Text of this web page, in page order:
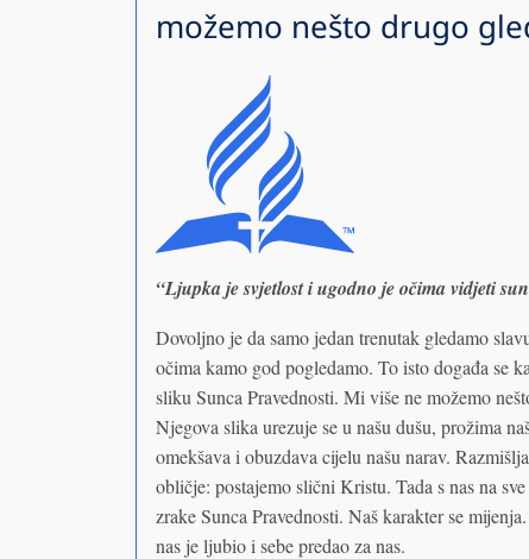
možemo nešto drugo
“Ljupka je svjetlost i ugodno je očima vidjeti
Dovoljno je da samo jedan trenutak gledamo
očima kamo god pogledamo. To isto događa se
sliku Sunca Pravednosti. Mi više ne možemo
Njegova slika urezuje se u našu dušu, prožima
omekšava i obuzdava cijelu našu narav.
obličje: postajemo slični Kristu. Tada s nas na
zrake Sunca Pravednosti. Naš karakter se
nas je ljubio i sebe predao za nas.